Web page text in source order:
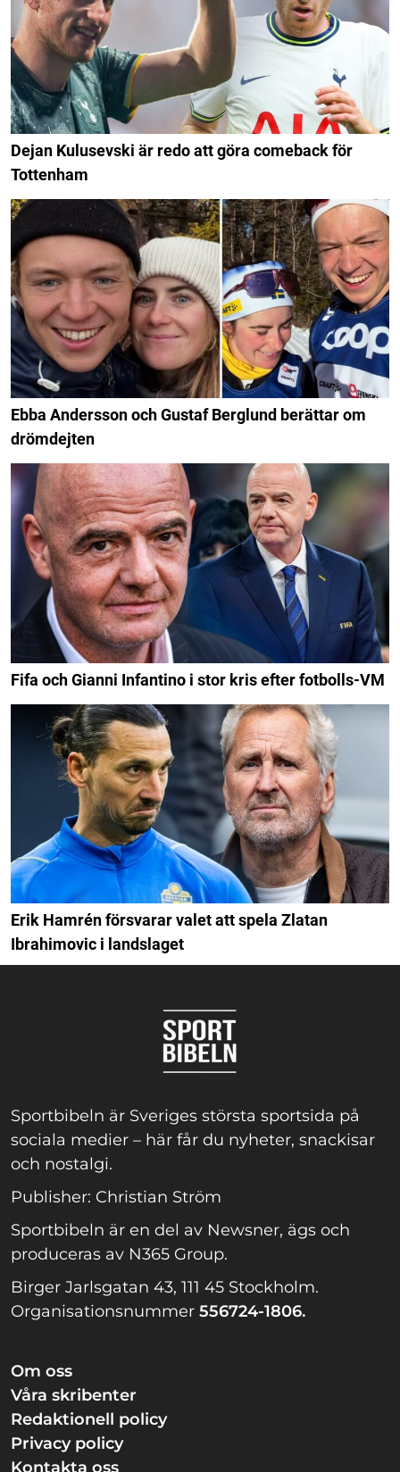
Dejan Kulusevski är redo att göra comeback för
Tottenham
Ebba Andersson och Gustaf Berglund berättar om
drömdejten
Fifa och Gianni Infantino i stor kris efter fotbolls-VM
Erik Hamrén försvarar valet att spela Zlatan
Ibrahimovic i landslaget
Sportbibeln är Sveriges största sportsida på
sociala medier – här får du nyheter, snackisar
och nostalgi.
Publisher: Christian Ström
Sportbibeln är en del av Newsner, ägs och
produceras av N365 Group.
Birger Jarlsgatan 43, 111 45 Stockholm.
Organisationsnummer 556724-1806.
Om oss
Våra skribenter
Redaktionell policy
Privacy policy
Kontakta oss